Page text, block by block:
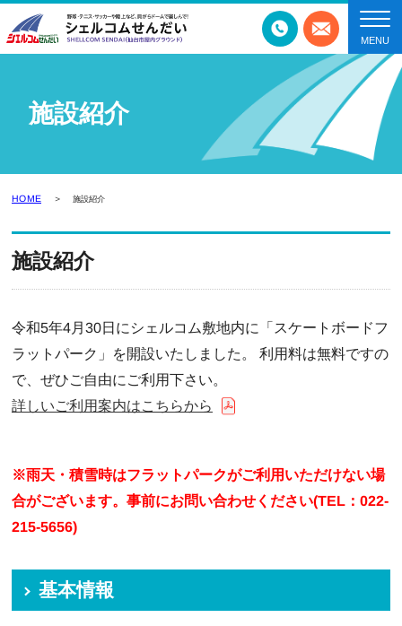
施設紹介
HOME 施設紹介
施設紹介
令和5年4月30日にシェルコム敷地内に「スケートボードフ
ラットパーク」を開設いたしました。 利用料は無料ですの
で、ぜひご自由にご利用下さい。
詳しいご利用案内はこちらから
※雨天・積雪時はフラットパークがご利用いただけない場
合がございます。事前にお問い合わせください(TEL：022-
215-5656)
基本情報